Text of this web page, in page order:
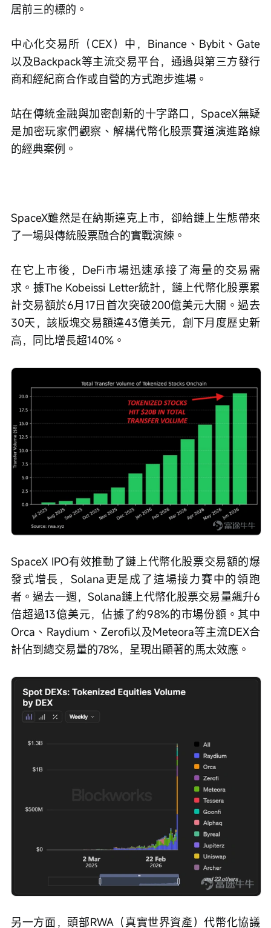
居前三的標的。
中心化交易所（CEX）中，Binance、Bybit、Gate
以及Backpack等主流交易平台，通過與第三方發行
商和經紀商合作或自營的方式跑步進場。
站在傳統金融與加密創新的十字路口，SpaceX無疑
是加密玩家們觀察、解構代幣化股票賽道演進路線
的經典案例。
SpaceX雖然是在納斯達克上市，卻給鏈上生態帶來
了一場與傳統股票融合的實戰演練。
在它上市後，DeFi市場迅速承接了海量的交易需
求。據The Kobeissi Letter統計，鏈上代幣化股票累
計交易額於6月17日首次突破200億美元大關。過去
30天，該版塊交易額達43億美元，創下月度歷史新
高，同比增長超140%。
SpaceX IPO有效推動了鏈上代幣化股票交易額的爆
發式增長，Solana更是成了這場接力賽中的領跑
者。過去一週，Solana鏈上代幣化股票交易量飆升6
倍超過13億美元，佔據了約98%的市場份額。其中
Orca、Raydium、Zerofi以及Meteora等主流DEX合
計佔到總交易量的78%，呈現出顯著的馬太效應。
另一方面，頭部RWA（真實世界資產）代幣化協議